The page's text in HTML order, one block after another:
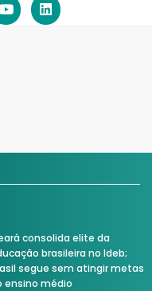
consolida elite da
brasileira no Ideb;
segue sem atingir metas
ensino médio